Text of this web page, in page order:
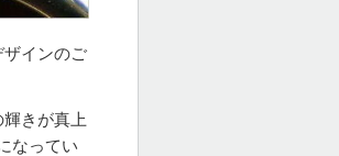
ザインのご
きが真上
なってい